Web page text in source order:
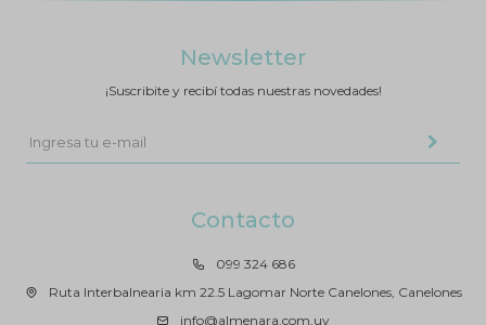
Contacto
099 324 686
Ruta Interbalnearia km 22.5 Lagomar Norte Canelones, Canelones
info@almenara.com.uy
Newsletter
¡Suscribite y recibí todas nuestras novedades!